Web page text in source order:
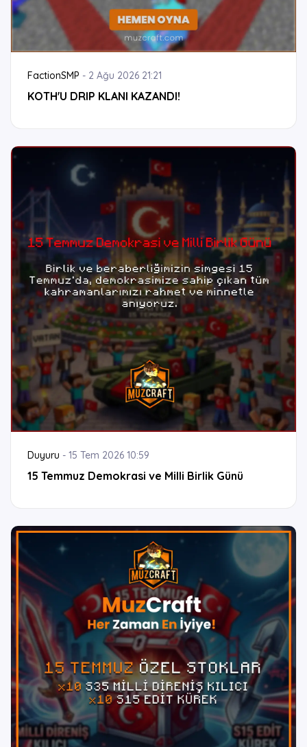
FactionSMP - 2 Ağu 2026 21:21
KOTH'U DRIP KLANI KAZANDI!
Duyuru - 15 Tem 2026 10:59
15 Temmuz Demokrasi ve Milli Birlik Günü